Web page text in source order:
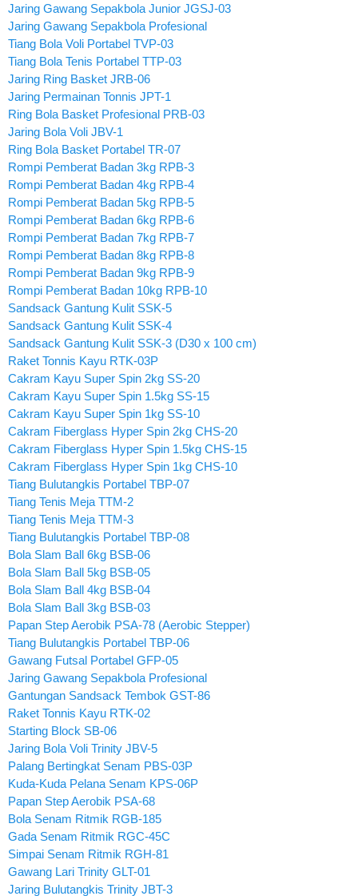
Jaring Gawang Sepakbola Junior JGSJ-03
Jaring Gawang Sepakbola Profesional
Tiang Bola Voli Portabel TVP-03
Tiang Bola Tenis Portabel TTP-03
Jaring Ring Basket JRB-06
Jaring Permainan Tonnis JPT-1
Ring Bola Basket Profesional PRB-03
Jaring Bola Voli JBV-1
Ring Bola Basket Portabel TR-07
Rompi Pemberat Badan 3kg RPB-3
Rompi Pemberat Badan 4kg RPB-4
Rompi Pemberat Badan 5kg RPB-5
Rompi Pemberat Badan 6kg RPB-6
Rompi Pemberat Badan 7kg RPB-7
Rompi Pemberat Badan 8kg RPB-8
Rompi Pemberat Badan 9kg RPB-9
Rompi Pemberat Badan 10kg RPB-10
Sandsack Gantung Kulit SSK-5
Sandsack Gantung Kulit SSK-4
Sandsack Gantung Kulit SSK-3 (D30 x 100 cm)
Raket Tonnis Kayu RTK-03P
Cakram Kayu Super Spin 2kg SS-20
Cakram Kayu Super Spin 1.5kg SS-15
Cakram Kayu Super Spin 1kg SS-10
Cakram Fiberglass Hyper Spin 2kg CHS-20
Cakram Fiberglass Hyper Spin 1.5kg CHS-15
Cakram Fiberglass Hyper Spin 1kg CHS-10
Tiang Bulutangkis Portabel TBP-07
Tiang Tenis Meja TTM-2
Tiang Tenis Meja TTM-3
Tiang Bulutangkis Portabel TBP-08
Bola Slam Ball 6kg BSB-06
Bola Slam Ball 5kg BSB-05
Bola Slam Ball 4kg BSB-04
Bola Slam Ball 3kg BSB-03
Papan Step Aerobik PSA-78 (Aerobic Stepper)
Tiang Bulutangkis Portabel TBP-06
Gawang Futsal Portabel GFP-05
Jaring Gawang Sepakbola Profesional
Gantungan Sandsack Tembok GST-86
Raket Tonnis Kayu RTK-02
Starting Block SB-06
Jaring Bola Voli Trinity JBV-5
Palang Bertingkat Senam PBS-03P
Kuda-Kuda Pelana Senam KPS-06P
Papan Step Aerobik PSA-68
Bola Senam Ritmik RGB-185
Gada Senam Ritmik RGC-45C
Simpai Senam Ritmik RGH-81
Gawang Lari Trinity GLT-01
Jaring Bulutangkis Trinity JBT-3